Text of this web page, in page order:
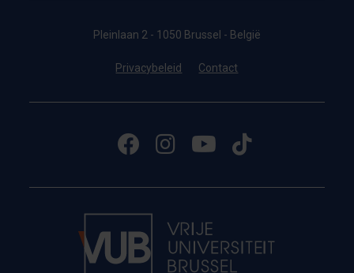
Pleinlaan 2 - 1050 Brussel - België
Privacybeleid Contact